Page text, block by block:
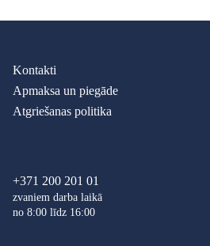
Kontakti
Apmaksa un piegāde
Atgriešanas politika
+371 200 201 01
zvaniem darba laikā
no 8:00 līdz 16:00